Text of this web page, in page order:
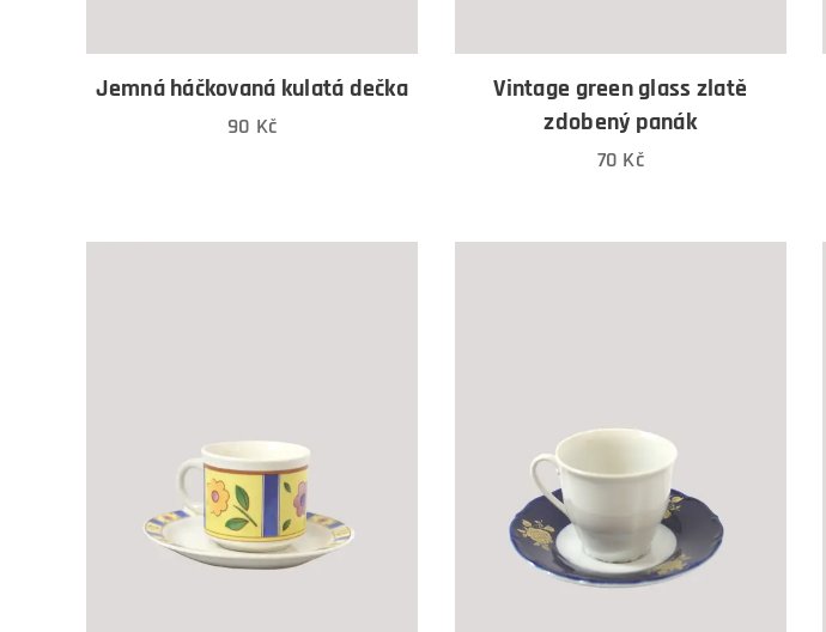
Jemná háčkovaná kulatá dečka
90 Kč
Vintage green glass zlatě
zdobený panák
70 Kč